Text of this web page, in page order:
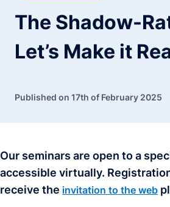
The Shadow-
Let’s Make it
Published on 17th of February 2025
Our seminars are open to a
accessible virtually.
receive the invitation to the web